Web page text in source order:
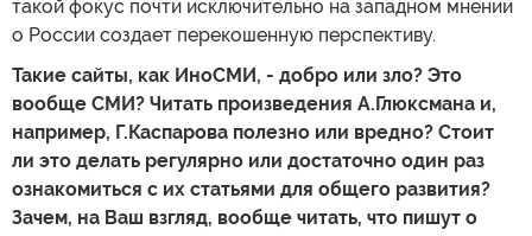
такой фокус почти исключительно на западном мнении
о России создает перекошенную перспективу.
Такие сайты, как ИноСМИ, - добро или зло? Это
вообще СМИ? Читать произведения А.Глюксмана и,
например, Г.Каспарова полезно или вредно? Стоит
ли это делать регулярно или достаточно один раз
ознакомиться с их статьями для общего развития?
Зачем, на Ваш взгляд, вообще читать, что пишут о